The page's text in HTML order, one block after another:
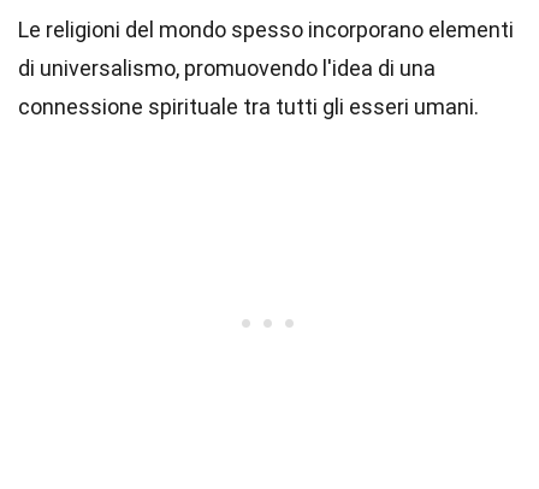
Le religioni del mondo spesso incorporano elementi
di universalismo, promuovendo l'idea di una
connessione spirituale tra tutti gli esseri umani.